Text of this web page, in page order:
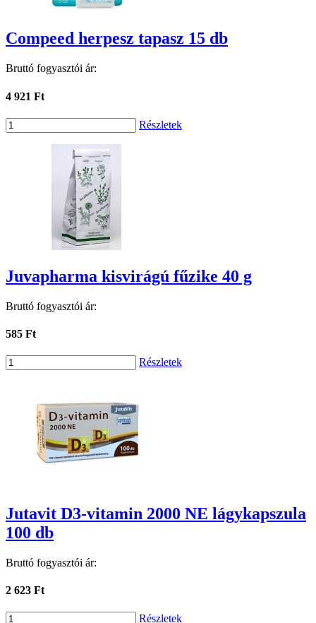
Compeed herpesz tapasz 15 db
Bruttó fogyasztói ár:
4 921 Ft
Részletek
Juvapharma kisvirágú fűzike 40 g
Bruttó fogyasztói ár:
585 Ft
Részletek
Jutavit D3-vitamin 2000 NE lágykapszula
100 db
Bruttó fogyasztói ár:
2 623 Ft
Részletek